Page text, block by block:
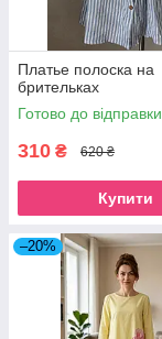
Платье полоска на
брительках
Готово до відправки
310 ₴ 620 ₴
Купити
–20%